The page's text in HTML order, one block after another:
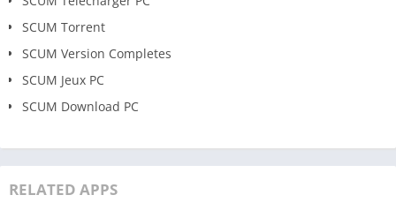
SCUM Torrent
SCUM Version Completes
SCUM Jeux PC
SCUM Download PC
RELATED APPS